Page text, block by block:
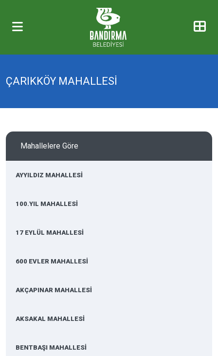
ÇARIKKÖY MAHALLESİ
Mahallelere Göre
AYYILDIZ MAHALLESİ
100.YIL MAHALLESİ
17 EYLÜL MAHALLESİ
600 EVLER MAHALLESİ
AKÇAPINAR MAHALLESİ
AKSAKAL MAHALLESİ
BENTBAŞI MAHALLESİ